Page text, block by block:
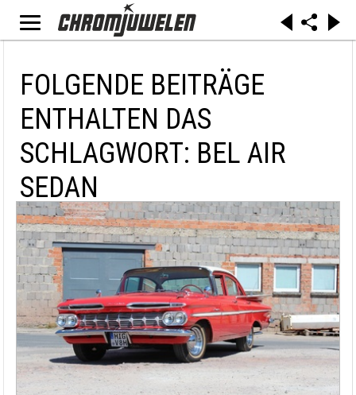
FOLGENDE BEITRÄGE
ENTHALTEN DAS
SCHLAGWORT: BEL AIR
SEDAN